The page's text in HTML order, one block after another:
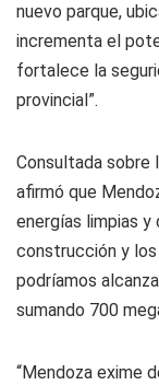
nuevo parque,
incrementa el
fortalece la
provincial”.
Consultada sobre
afirmó que
energías limpias y
construcción y
podríamos
sumando 700
“Mendoza exime